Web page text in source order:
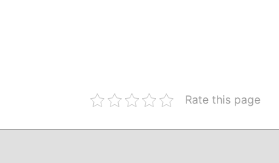
Rate this page